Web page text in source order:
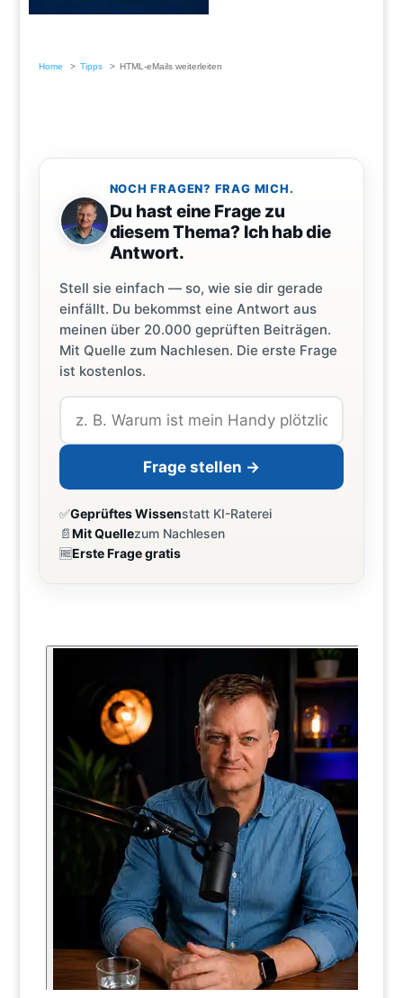
Home Tipps HTML-eMails weiterleiten
NOCH FRAGEN? FRAG MICH.
Du hast eine Frage zu
diesem Thema? Ich hab die
Antwort.
Stell sie einfach — so, wie sie dir gerade
einfällt. Du bekommst eine Antwort aus
meinen über 20.000 geprüften Beiträgen.
Mit Quelle zum Nachlesen. Die erste Frage
ist kostenlos.
Frage stellen →
✅Geprüftes Wissenstatt KI-Raterei
📄Mit Quellezum Nachlesen
🆓Erste Frage gratis